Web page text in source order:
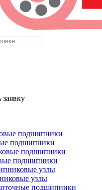
заявку
подшипники
подшипники
узлы